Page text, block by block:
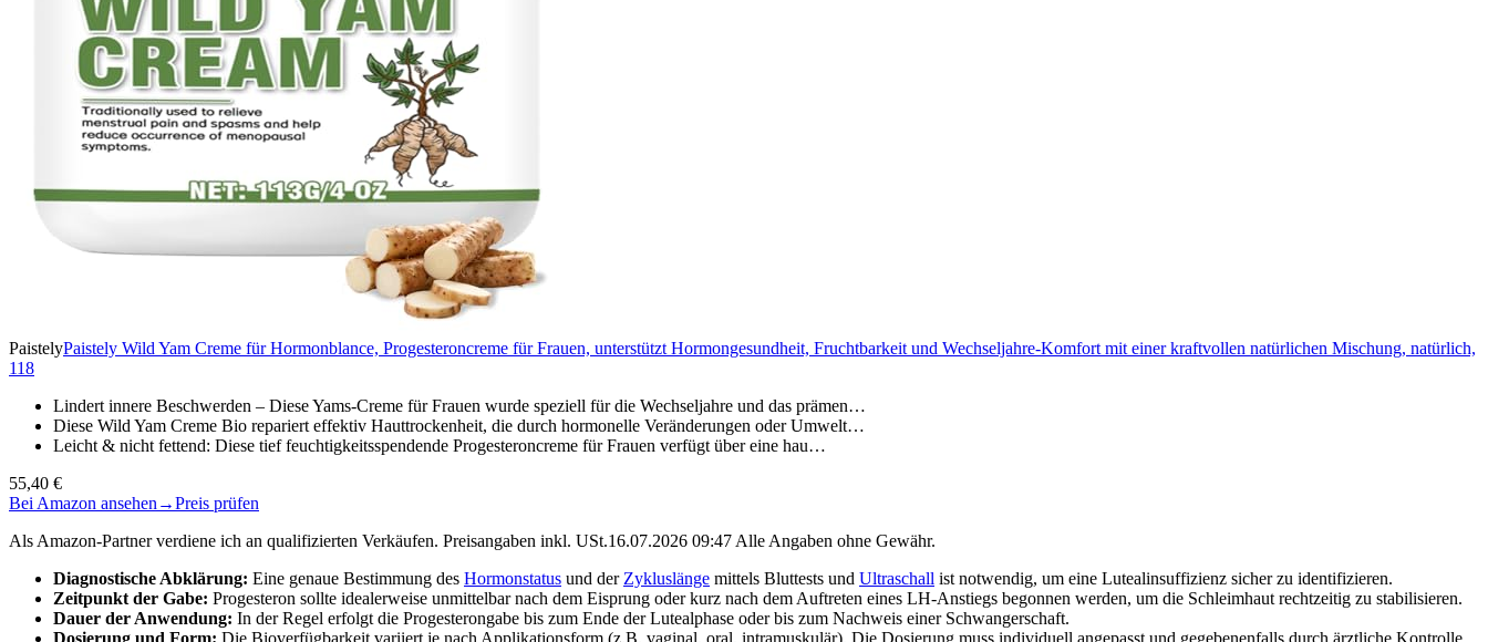
PaistelyPaistely Wild Yam Creme für Hormonblance, Progesteroncreme für Frauen, unterstützt Hormongesundheit, Fruchtbarkeit und Wechseljahre-Komfort mit einer kraftvollen natürlichen Mischung, natürlich,
118
Lindert innere Beschwerden – Diese Yams-Creme für Frauen wurde speziell für die Wechseljahre und das prämen…
Diese Wild Yam Creme Bio repariert effektiv Hauttrockenheit, die durch hormonelle Veränderungen oder Umwelt…
Leicht & nicht fettend: Diese tief feuchtigkeitsspendende Progesteroncreme für Frauen verfügt über eine hau…
55,40 €
Bei Amazon ansehen →Preis prüfen
Als Amazon-Partner verdiene ich an qualifizierten Verkäufen. Preisangaben inkl. USt.16.07.2026 09:47 Alle Angaben ohne Gewähr.
Diagnostische Abklärung: Eine genaue Bestimmung des Hormonstatus und der Zykluslänge mittels Bluttests und Ultraschall ist notwendig, um eine Lutealinsuffizienz sicher zu identifizieren.
Zeitpunkt der Gabe: Progesteron sollte idealerweise unmittelbar nach dem Eisprung oder kurz nach dem Auftreten eines LH-Anstiegs begonnen werden, um die Schleimhaut rechtzeitig zu stabilisieren.
Dauer der Anwendung: In der Regel erfolgt die Progesterongabe bis zum Ende der Lutealphase oder bis zum Nachweis einer Schwangerschaft.